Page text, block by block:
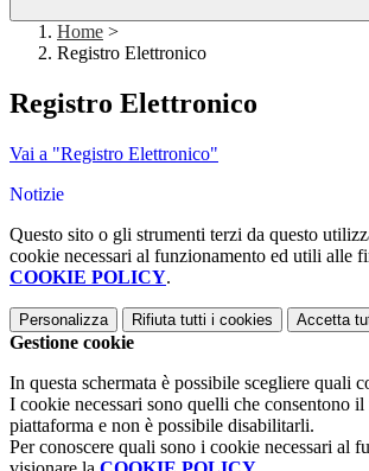
Home >
Registro Elettronico
Registro Elettronico
Vai a "Registro Elettronico"
Notizie
Questo sito o gli strumenti terzi da questo
cookie necessari al funzionamento ed utili alle
COOKIE POLICY.
Personalizza Rifiuta tutti i cookies Accetta
Gestione cookie
In questa schermata è possibile scegliere quali
I cookie necessari sono quelli che consentono
piattaforma e non è possibile disabilitarli.
Per conoscere quali sono i cookie necessari al